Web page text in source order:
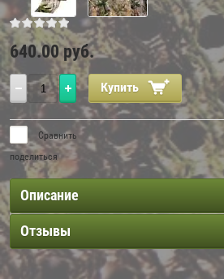
640.00руб.
Купить
Сравнить
поделиться
Описание
Отзывы